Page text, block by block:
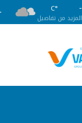
-
°C
المزيد من تفاصيل